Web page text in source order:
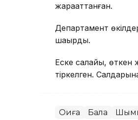
жарақаттанған.
Департамент
шақырды.
Еске салайық,
тіркелген.
Оқиға Бала